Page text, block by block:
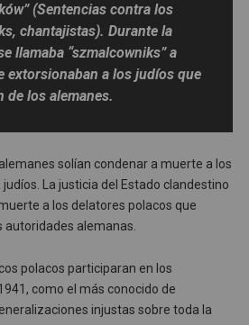
(Sentencias contra los
chantajistas). Durante la
llamaba “szmalcowniks” a
extorsionaban a los judíos que
de los alemanes.
solían condenar a muerte a los
La justicia del Estado clandestino
a los delatores polacos que
autoridades alemanas.
polacos participaran en los
como el más conocido de
injustas sobre toda la